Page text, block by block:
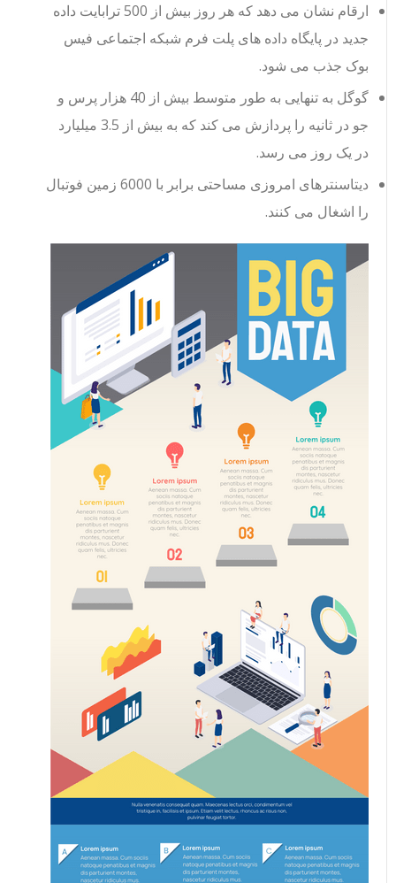
ارقام نشان می دهد که هر روز بیش از 500 ترابایت داده
جدید در پایگاه داده های پلت فرم شبکه اجتماعی فیس
بوک جذب می شود.
گوگل به تنهایی به طور متوسط ​​بیش از 40 هزار پرس و
جو در ثانیه را پردازش می کند که به بیش از 3.5 میلیارد
در یک روز می رسد.
دیتاسنترهای امروزی مساحتی برابر با 6000 زمین فوتبال
را اشغال می کنند.